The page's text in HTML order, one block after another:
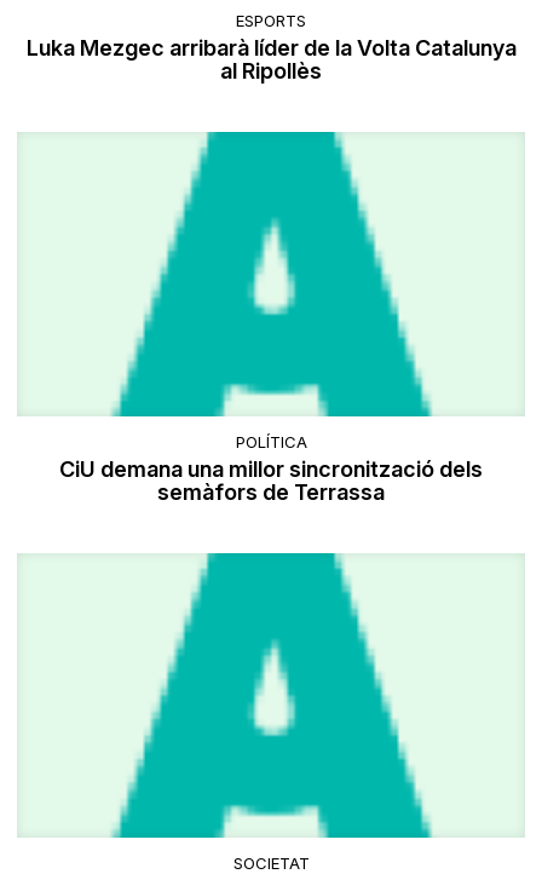
ESPORTS
Luka Mezgec arribarà líder de la Volta Catalunya
al Ripollès
POLÍTICA
CiU demana una millor sincronització dels
semàfors de Terrassa
SOCIETAT